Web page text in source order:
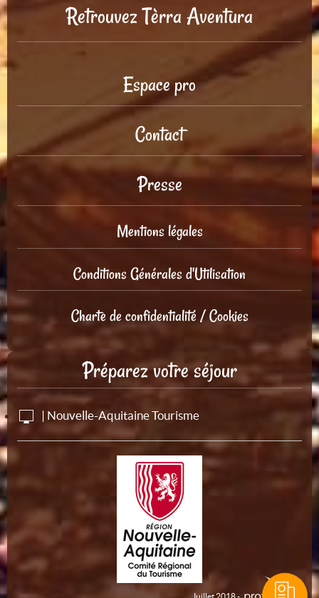
Retrouvez Tèrra Aventura
Espace pro
Contact
Presse
Mentions légales
Conditions Générales d'Utilisation
Charte de confidentialité / Cookies
Préparez votre séjour
| Nouvelle-Aquitaine Tourisme